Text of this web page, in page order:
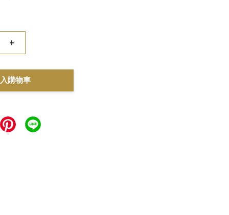
+
購物車